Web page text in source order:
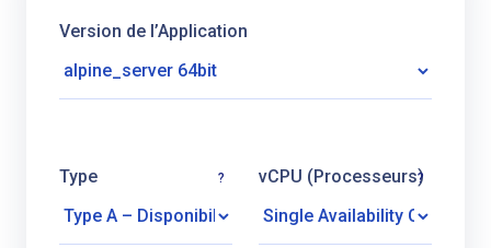
Version de l’Application
Type ? vCPU (Processeurs)
?